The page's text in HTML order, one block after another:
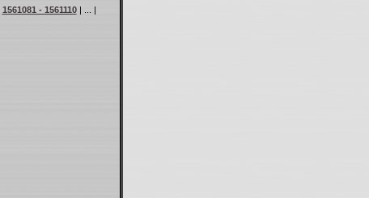
1561081 - 1561110| ... |